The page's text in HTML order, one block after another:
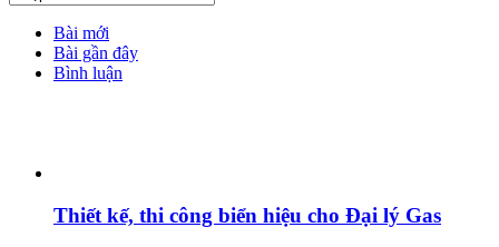
Bài mới
Bài gần đây
Bình luận
Thiết kế, thi công biển hiệu cho Đại lý Gas